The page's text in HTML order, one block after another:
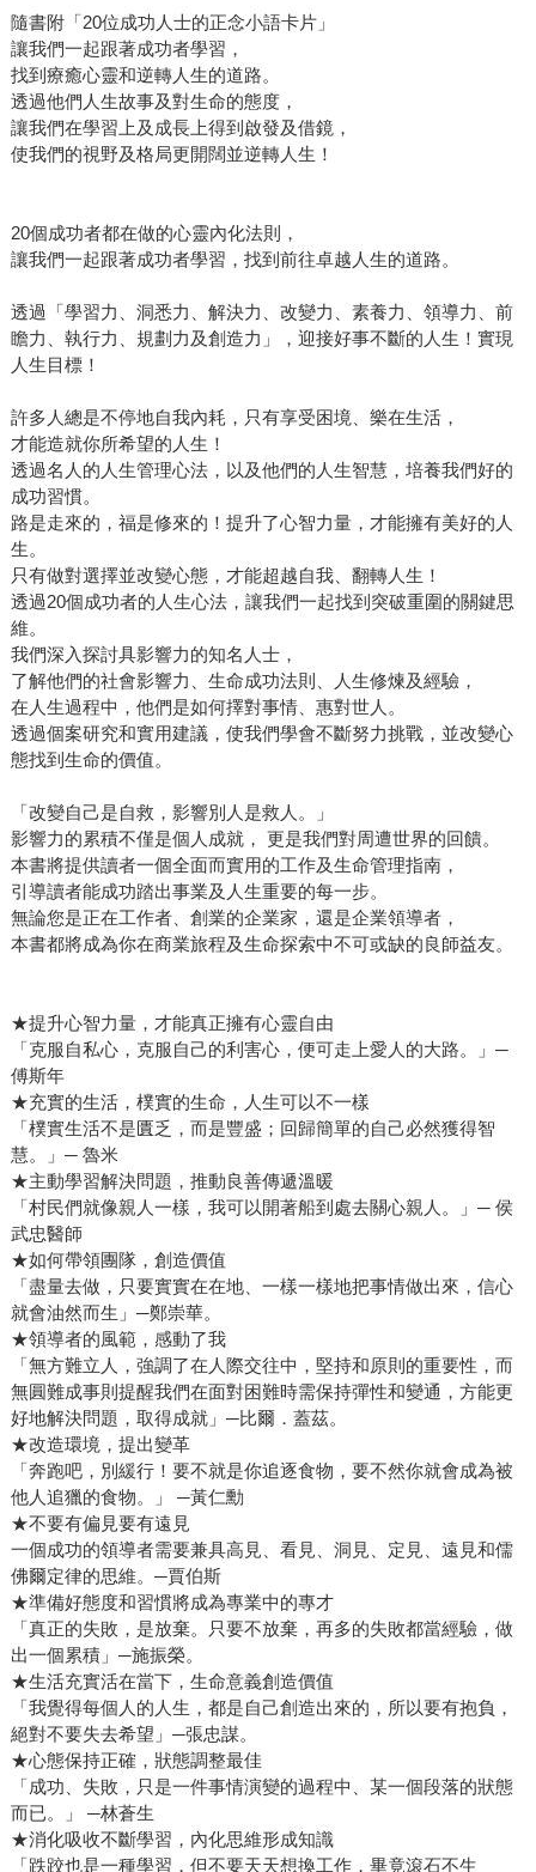
隨書附「20位成功人士的正念小語卡片」
讓我們一起跟著成功者學習，
找到療癒心靈和逆轉人生的道路。
透過他們人生故事及對生命的態度，
讓我們在學習上及成長上得到啟發及借鏡，
使我們的視野及格局更開闊並逆轉人生！
20個成功者都在做的心靈內化法則，
讓我們一起跟著成功者學習，找到前往卓越人生的道路。
透過「學習力、洞悉力、解決力、改變力、素養力、領導力、前
瞻力、執行力、規劃力及創造力」，迎接好事不斷的人生！實現
人生目標！
許多人總是不停地自我內耗，只有享受困境、樂在生活，
才能造就你所希望的人生！
透過名人的人生管理心法，以及他們的人生智慧，培養我們好的
成功習慣。
路是走來的，福是修來的！提升了心智力量，才能擁有美好的人
生。
只有做對選擇並改變心態，才能超越自我、翻轉人生！
透過20個成功者的人生心法，讓我們一起找到突破重圍的關鍵思
維。
我們深入探討具影響力的知名人士，
了解他們的社會影響力、生命成功法則、人生修煉及經驗，
在人生過程中，他們是如何擇對事情、惠對世人。
透過個案研究和實用建議，使我們學會不斷努力挑戰，並改變心
態找到生命的價值。
「改變自己是自救，影響別人是救人。」
影響力的累積不僅是個人成就， 更是我們對周遭世界的回饋。
本書將提供讀者一個全面而實用的工作及生命管理指南，
引導讀者能成功踏出事業及人生重要的每一步。
無論您是正在工作者、創業的企業家，還是企業領導者，
本書都將成為你在商業旅程及生命探索中不可或缺的良師益友。
★提升心智力量，才能真正擁有心靈自由
「克服自私心，克服自己的利害心，便可走上愛人的大路。」─
傅斯年
★充實的生活，樸實的生命，人生可以不一樣
「樸實生活不是匱乏，而是豐盛；回歸簡單的自己必然獲得智
慧。」─ 魯米
★主動學習解決問題，推動良善傳遞溫暖
「村民們就像親人一樣，我可以開著船到處去關心親人。」─ 侯
武忠醫師
★如何帶領團隊，創造價值
「盡量去做，只要實實在在地、一樣一樣地把事情做出來，信心
就會油然而生」─鄭崇華。
★領導者的風範，感動了我
「無方難立人，強調了在人際交往中，堅持和原則的重要性，而
無圓難成事則提醒我們在面對困難時需保持彈性和變通，方能更
好地解決問題，取得成就」─比爾．蓋茲。
★改造環境，提出變革
「奔跑吧，別緩行！要不就是你追逐食物，要不然你就會成為被
他人追獵的食物。」 ─黃仁勳
★不要有偏見要有遠見
一個成功的領導者需要兼具高見、看見、洞見、定見、遠見和儒
佛爾定律的思維。─賈伯斯
★準備好態度和習慣將成為專業中的專才
「真正的失敗，是放棄。只要不放棄，再多的失敗都當經驗，做
出一個累積」─施振榮。
★生活充實活在當下，生命意義創造價值
「我覺得每個人的人生，都是自己創造出來的，所以要有抱負，
絕對不要失去希望」─張忠謀。
★心態保持正確，狀態調整最佳
「成功、失敗，只是一件事情演變的過程中、某一個段落的狀態
而已。」 ─林蒼生
★消化吸收不斷學習，內化思維形成知識
「跌跤也是一種學習，但不要天天想換工作，畢竟滾石不生